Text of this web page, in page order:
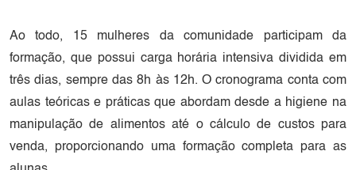
Ao todo, 15 mulheres da comunidade participam da
formação, que possui carga horária intensiva dividida em
três dias, sempre das 8h às 12h. O cronograma conta com
aulas teóricas e práticas que abordam desde a higiene na
manipulação de alimentos até o cálculo de custos para
venda, proporcionando uma formação completa para as